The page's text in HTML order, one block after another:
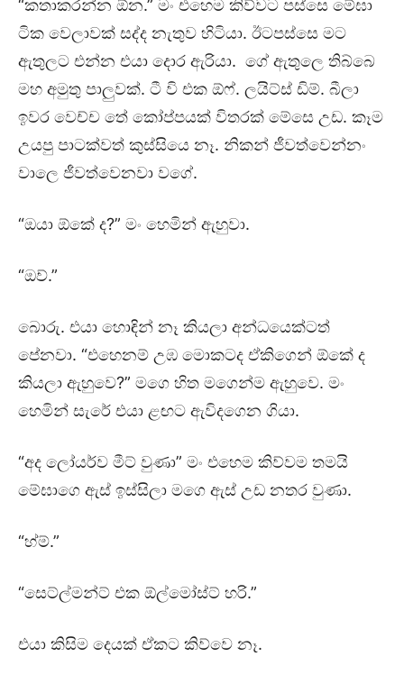
“කතාකරන්න ඕන.” මං එහෙම කිව්වට පස්සෙ මේඝා
ටික වෙලාවක් සද්ද නැතුව හිටියා. ඊටපස්සෙ මට
ඇතුලට එන්න එයා දොර ඇරියා. ගේ ඇතුලෙ තිබ්බෙ
මහ අමුතු පාලුවක්. ටී වි එක ඕෆ්. ලයිට්ස් ඩිම්. බීලා
ඉවර වෙච්ච තේ කෝප්පයක් විතරක් මේසෙ උඩ. කෑම
උයපු පාටක්වත් කුස්සියෙ නෑ. නිකන් ජීවත්වෙන්නං
වාලෙ ජීවත්වෙනවා වගේ.
“ඔයා ඕකේ ද?” මං හෙමින් ඇහුවා.
“ඔව්.”
බොරු. එයා හොඳින් නෑ කියලා අන්ධයෙක්ටත්
පේනවා. “එහෙනම් උඹ මොකටද ඒකිගෙන් ඕකේ ද
කියලා ඇහුවෙ?” මගෙ හිත මගෙන්ම ඇහුවෙ. මං
හෙමින් සැරේ එයා ළඟට ඇවිදගෙන ගියා.
“අද ලෝයර්ව මීට් වුණා” මං එහෙම කිව්වම තමයි
මේඝාගෙ ඇස් ඉස්සිලා මගෙ ඇස් උඩ නතර වුණා.
“හ්ම්.”
“සෙට්ල්මන්ට් එක ඕල්මෝස්ට් හරි.”
එයා කිසිම දෙයක් ඒකට කිව්වෙ නෑ.